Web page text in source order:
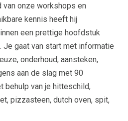
van onze workshops en
kennis heeft hij
een prettige hoofdstuk
Je gaat van start met informatie
onderhoud, aansteken,
aan de slag met 90
behulp van je hitteschild,
pizzasteen, dutch oven, spit,